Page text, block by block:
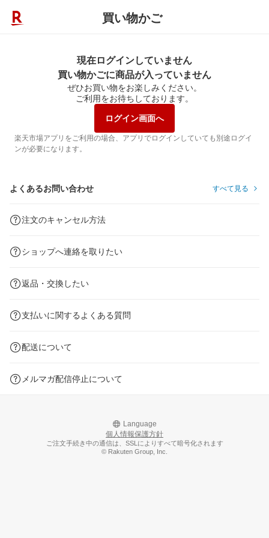
買い物かご
現在ログインしていません
買い物かごに商品が入っていません
ぜひお買い物をお楽しみください。
ご利用をお待ちしております。
ログイン画面へ
楽天市場アプリをご利用の場合、アプリでログインしていても別途ログイ
ンが必要になります。
よくあるお問い合わせ すべて見る
注文のキャンセル方法
ショップへ連絡を取りたい
返品・交換したい
支払いに関するよくある質問
配送について
メルマガ配信停止について
Language
個人情報保護方針
ご注文手続き中の通信は、SSLによりすべて暗号化されます
© Rakuten Group, Inc.